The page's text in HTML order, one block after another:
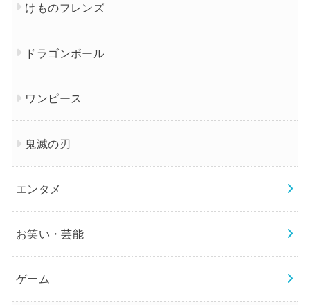
けものフレンズ
ドラゴンボール
ワンピース
鬼滅の刃
エンタメ
お笑い・芸能
ゲーム